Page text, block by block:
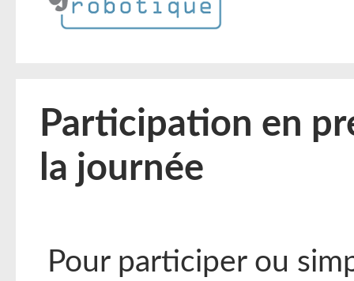
Participation en
la journée
Pour participer ou